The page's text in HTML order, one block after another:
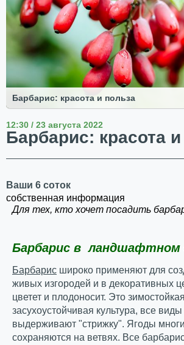
Барбарис: красота и польза
12:30 / 23 августа 2022
Барбарис: красота
Ваши 6 соток
собственная информация
Для тех, кто хочет посадить
Барбарис в ландшафтном
Барбарис широко применяют для
живых изгородей и в декоративных
цветет и плодоносит. Это
засухоустойчивая культура, все
выдерживают "стрижку". Ягоды
сохраняются на ветвях. Все